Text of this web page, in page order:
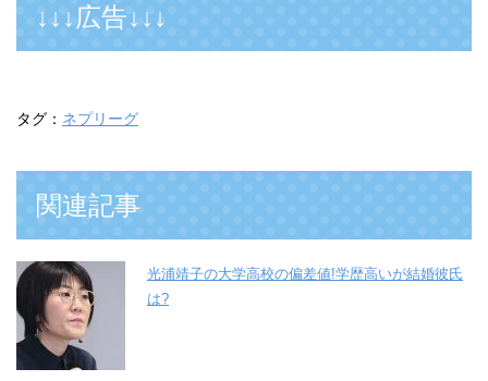
↓↓↓広告↓↓↓
タグ： ネプリーグ
関連記事
光浦靖子の大学高校の偏差値!学歴高いが結婚彼氏
は?